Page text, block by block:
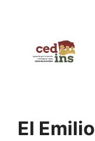
El Emilio